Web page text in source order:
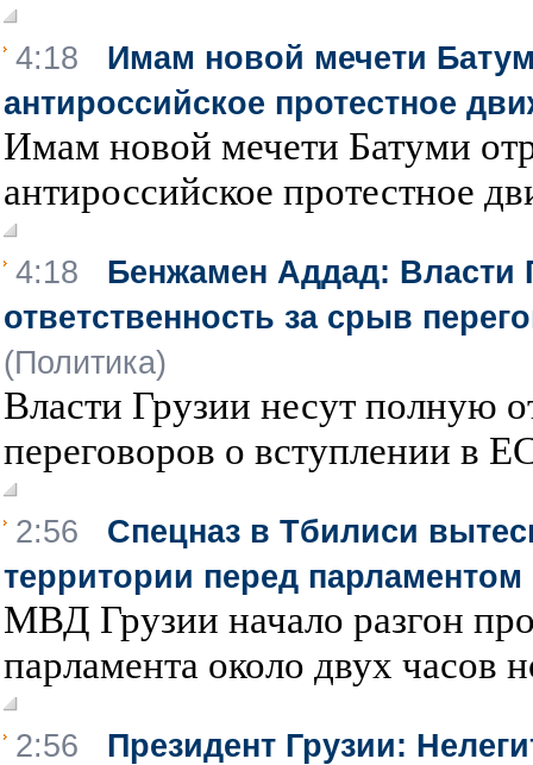
4:18 Имам новой мечети
антироссийское протестное
Имам новой мечети Батуми
антироссийское протестное
4:18 Бенжамен Аддад: Власти
ответственность за срыв
(Политика)
Власти Грузии несут полную
переговоров о вступлении в
2:56 Спецназ в Тбилиси
территории перед парламентом
МВД Грузии начало разгон
парламента около двух часов
2:56 Президент Грузии: